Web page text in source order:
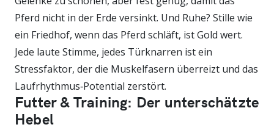
Pferd nicht in der Erde versinkt. Und Ruhe? Stille wie
ein Friedhof, wenn das Pferd schläft, ist Gold wert.
Jede laute Stimme, jedes Türknarren ist ein
Stressfaktor, der die Muskelfasern überreizt und das
Laufrhythmus‑Potential zerstört.
Futter & Training: Der unterschätzte
Hebel